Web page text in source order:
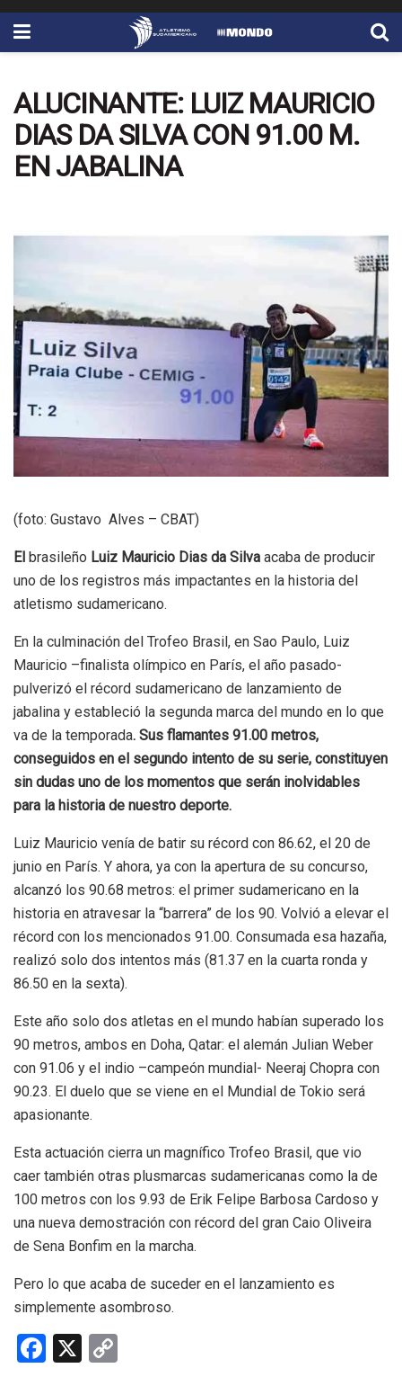
ALUCINANTE: LUIZ MAURICIO
DIAS DA SILVA CON 91.00 M.
EN JABALINA
(foto: Gustavo Alves – CBAT)
El brasileño Luiz Mauricio Dias da Silva acaba de producir
uno de los registros más impactantes en la historia del
atletismo sudamericano.
En la culminación del Trofeo Brasil, en Sao Paulo, Luiz
Mauricio –finalista olímpico en París, el año pasado-
pulverizó el récord sudamericano de lanzamiento de
jabalina y estableció la segunda marca del mundo en lo que
va de la temporada. Sus flamantes 91.00 metros,
conseguidos en el segundo intento de su serie, constituyen
sin dudas uno de los momentos que serán inolvidables
para la historia de nuestro deporte.
Luiz Mauricio venía de batir su récord con 86.62, el 20 de
junio en París. Y ahora, ya con la apertura de su concurso,
alcanzó los 90.68 metros: el primer sudamericano en la
historia en atravesar la “barrera” de los 90. Volvió a elevar el
récord con los mencionados 91.00. Consumada esa hazaña,
realizó solo dos intentos más (81.37 en la cuarta ronda y
86.50 en la sexta).
Este año solo dos atletas en el mundo habían superado los
90 metros, ambos en Doha, Qatar: el alemán Julian Weber
con 91.06 y el indio –campeón mundial- Neeraj Chopra con
90.23. El duelo que se viene en el Mundial de Tokio será
apasionante.
Esta actuación cierra un magnífico Trofeo Brasil, que vio
caer también otras plusmarcas sudamericanas como la de
100 metros con los 9.93 de Erik Felipe Barbosa Cardoso y
una nueva demostración con récord del gran Caio Oliveira
de Sena Bonfim en la marcha.
Pero lo que acaba de suceder en el lanzamiento es
simplemente asombroso.
F
X